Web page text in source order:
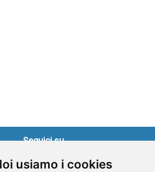
usiamo i cookies
Seguici su